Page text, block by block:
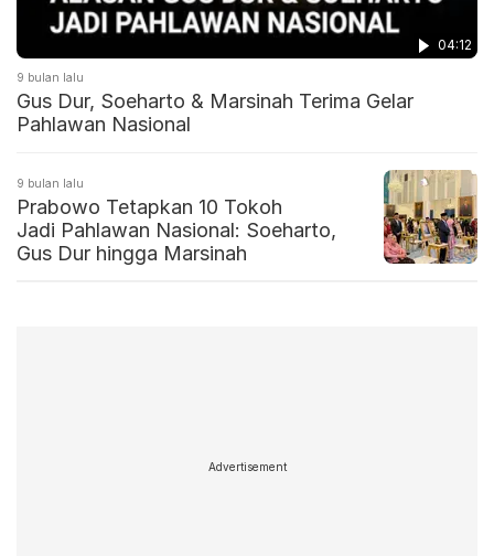
04:12
9 bulan lalu
Gus Dur, Soeharto & Marsinah Terima Gelar
Pahlawan Nasional
9 bulan lalu
Prabowo Tetapkan 10 Tokoh
Jadi Pahlawan Nasional: Soeharto,
Gus Dur hingga Marsinah
Advertisement